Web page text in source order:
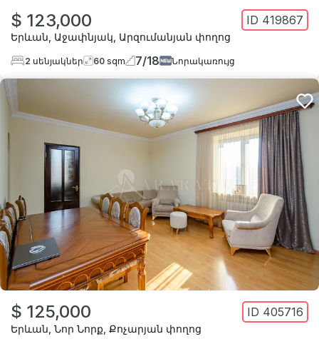
$ 123,000 ID 419867
Երևան Աջափնյակ Արզումանյան փողոց
2 սենյակներ 60 sqm 7/18 Նորակառույց
$ 125,000 ID 405716
Երևան Նոր Նորք Քոչարյան փողոց